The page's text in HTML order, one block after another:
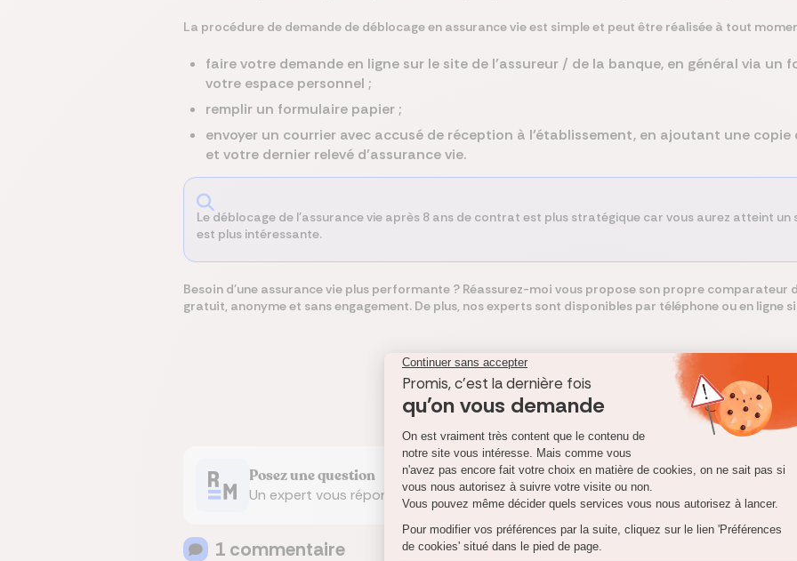
La procédure de demande de déblocage en assurance vie est simple et peut être réalisée à tout
faire votre demande en ligne sur le site de l’assureur / de la banque, en général via un
votre espace personnel ;
remplir un formulaire papier ;
envoyer un courrier avec accusé de réception à l’établissement, en ajoutant une copie
et votre dernier relevé d’assurance vie.
Le déblocage de l'assurance vie après 8 ans de contrat est plus stratégique car vous aurez atteint
est plus intéressante.
Besoin d'une assurance vie plus performante ? Réassurez-moi vous propose son propre comparateur
gratuit, anonyme et sans engagement. De plus, nos experts sont disponibles par téléphone ou en ligne si
Comparer 40 contrats d'assurance vie
Posez une question
Un expert vous répondra
1 commentaire